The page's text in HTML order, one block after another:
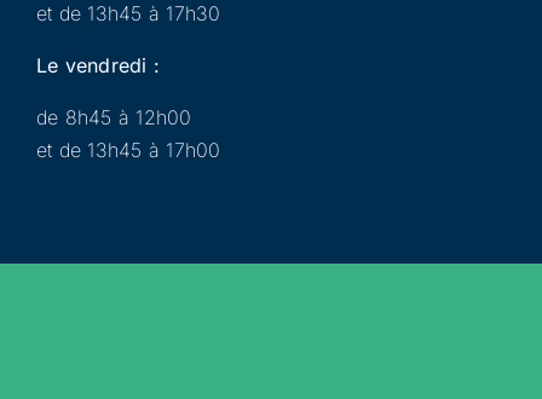
et de 13h45 à 17h30
Le vendredi :
de 8h45 à 12h00
et de 13h45 à 17h00